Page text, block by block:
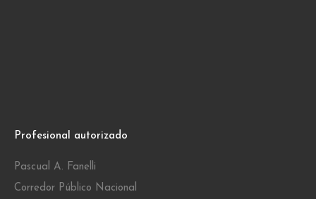
Profesional autorizado
Pascual A. Fanelli
Corredor Público Nacional